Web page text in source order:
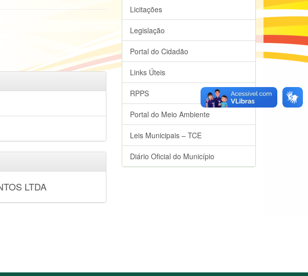
LTDA
Licitações
Legislação
Portal do Cidadão
Links Úteis
RPPS
Portal do Meio Ambiente
Leis Municipais – TCE
Diário Oficial do Município